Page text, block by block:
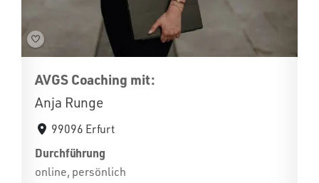
AVGS Coaching mit:
Anja Runge
99096 Erfurt
Durchführung
online, persönlich